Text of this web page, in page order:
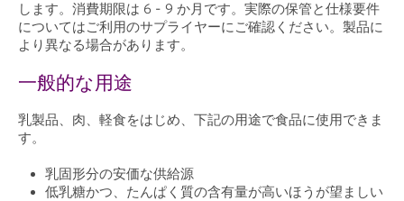
します。消費期限は 6 - 9 か月です。実際の保管と仕様要件
についてはご利用のサプライヤーにご確認ください。製品に
より異なる場合があります。
一般的な用途
乳製品、肉、軽食をはじめ、下記の用途で食品に使用できま
す。
乳固形分の安価な供給源
低乳糖かつ、たんぱく質の含有量が高いほうが望ましい